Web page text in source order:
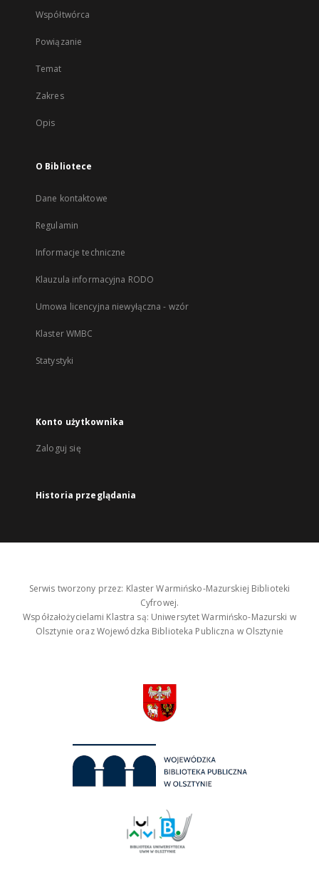
Współtwórca
Powiązanie
Temat
Zakres
Opis
O Bibliotece
Dane kontaktowe
Regulamin
Informacje techniczne
Klauzula informacyjna RODO
Umowa licencyjna niewyłączna - wzór
Klaster WMBC
Statystyki
Konto użytkownika
Zaloguj się
Historia przeglądania
Serwis tworzony przez: Klaster Warmińsko-Mazurskiej Biblioteki
Cyfrowej.
Współzałożycielami Klastra są: Uniwersytet Warmińsko-Mazurski w
Olsztynie oraz Wojewódzka Biblioteka Publiczna w Olsztynie